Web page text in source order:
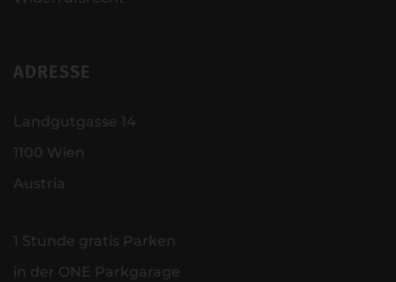
ADRESSE
Landgutgasse 14
1100 Wien
Austria
1 Stunde gratis Parken
in der ONE Parkgarage